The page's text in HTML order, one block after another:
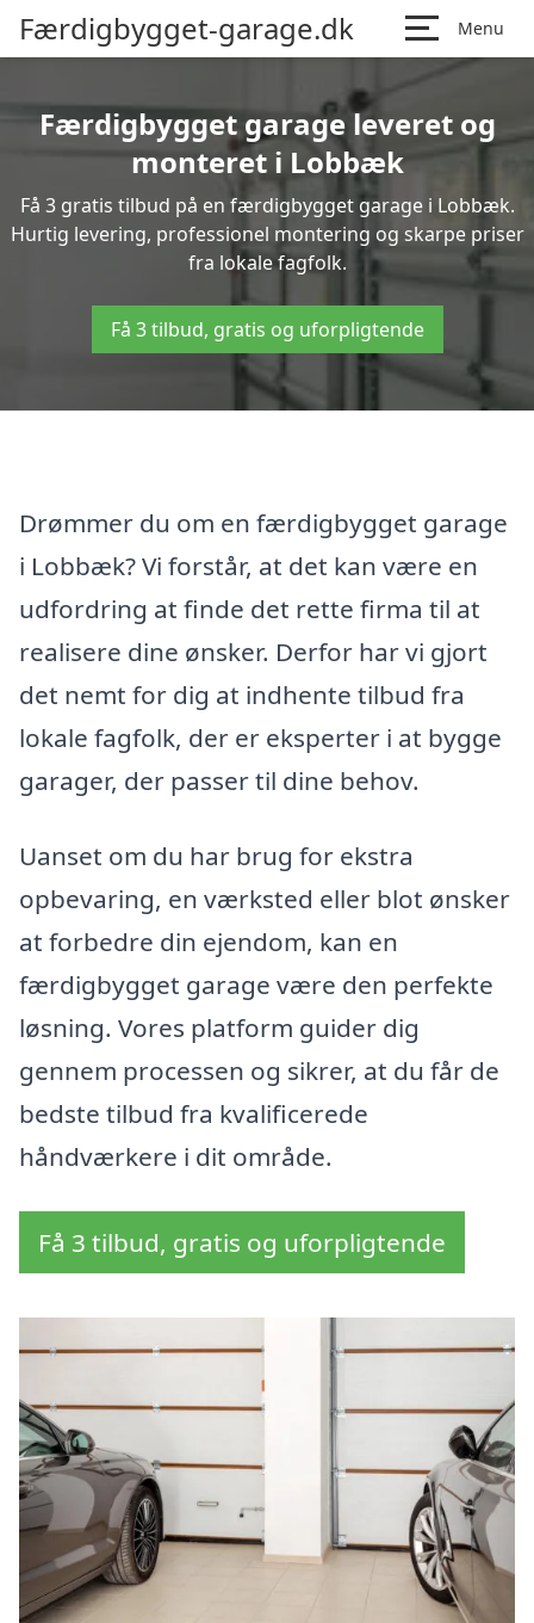
Færdigbygget-garage.dk Menu
Færdigbygget garage leveret og
monteret i Lobbæk
Få 3 gratis tilbud på en færdigbygget garage i Lobbæk.
Hurtig levering, professionel montering og skarpe priser
fra lokale fagfolk.
Få 3 tilbud, gratis og uforpligtende
Drømmer du om en færdigbygget garage
i Lobbæk? Vi forstår, at det kan være en
udfordring at finde det rette firma til at
realisere dine ønsker. Derfor har vi gjort
det nemt for dig at indhente tilbud fra
lokale fagfolk, der er eksperter i at bygge
garager, der passer til dine behov.
Uanset om du har brug for ekstra
opbevaring, en værksted eller blot ønsker
at forbedre din ejendom, kan en
færdigbygget garage være den perfekte
løsning. Vores platform guider dig
gennem processen og sikrer, at du får de
bedste tilbud fra kvalificerede
håndværkere i dit område.
Få 3 tilbud, gratis og uforpligtende